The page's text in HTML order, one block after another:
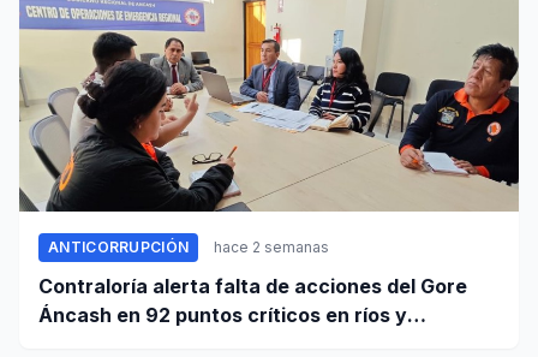
ANTICORRUPCIÓN hace 2 semanas
Contraloría alerta falta de acciones del Gore
Áncash en 92 puntos críticos en ríos y